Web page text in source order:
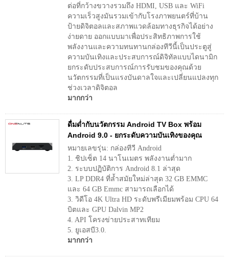
ต่อที่กว้างขวางรวมถึง HDMI, USB และ WiFi
ความเร็วสูงมันรวมเข้ากับโรงภาพยนตร์ที่บ้าน
ป้ายดิจิตอลและสภาพแวดล้อมทางธุรกิจได้อย่าง
ง่ายดาย ออกแบบมาเพื่อประสิทธิภาพการใช้
พลังงานและความทนทานกล่องทีวีนี้เป็นประตูสู่
ความบันเทิงและประสบการณ์ดิจิทัลแบบไดนามิก
ยกระดับประสบการณ์การรับชมของคุณด้วย
นวัตกรรมที่เป็นแรงบันดาลใจและเปลี่ยนแปลงทุก
ช่วงเวลาดิจิตอล
มากกว่า
ดื่มด่ำกับนวัตกรรม Android TV Box พร้อม
Android 9.0 - ยกระดับความบันเทิงของคุณ
หมายเลขรุ่น: กล่องทีวี Android
1. ชิปเซ็ต 14 นาโนเมตร พลังงานต่ำมาก
2. ระบบปฏิบัติการ Android 8.1 ล่าสุด
3. LP DDR4 ที่ล้ำสมัยใหม่ล่าสุด 32 GB EMMC
และ 64 GB Emmc สามารถเลือกได้
3. วิดีโอ 4K Ultra HD ระดับพรีเมียมพร้อม CPU 64
บิตและ GPU Dalvin MP2
4. API โครงข่ายประสาทเทียม
5. ยูเอสบี3.0.
มากกว่า